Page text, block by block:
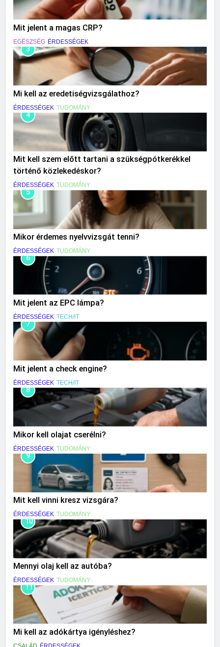
Mit jelent a magas CRP?
EGÉSZSÉG ÉRDESSÉGEK
3
Mi kell az eredetiségvizsgálathoz?
ÉRDESSÉGEK TUDOMÁNY
4
Mit kell szem előtt tartani a szükségpótkerékkel
történő közlekedéskor?
ÉRDESSÉGEK TUDOMÁNY
5
Mikor érdemes nyelvvizsgát tenni?
ÉRDESSÉGEK TUDOMÁNY
6
Mit jelent az EPC lámpa?
ÉRDESSÉGEK TECH/IT
7
Mit jelent a check engine?
ÉRDESSÉGEK TECH/IT
8
Mikor kell olajat cserélni?
ÉRDESSÉGEK TUDOMÁNY
9
Mit kell vinni kresz vizsgára?
ÉRDESSÉGEK TUDOMÁNY
10
Mennyi olaj kell az autóba?
ÉRDESSÉGEK TUDOMÁNY
11
Mi kell az adókártya igényléshez?